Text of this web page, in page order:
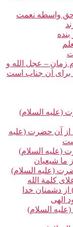
حق واسطه نعمت‏
زمان – عجل الله و
برای آن جناب است‏
از آن حضرت (علیه